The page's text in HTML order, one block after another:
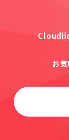
Cloudii
お